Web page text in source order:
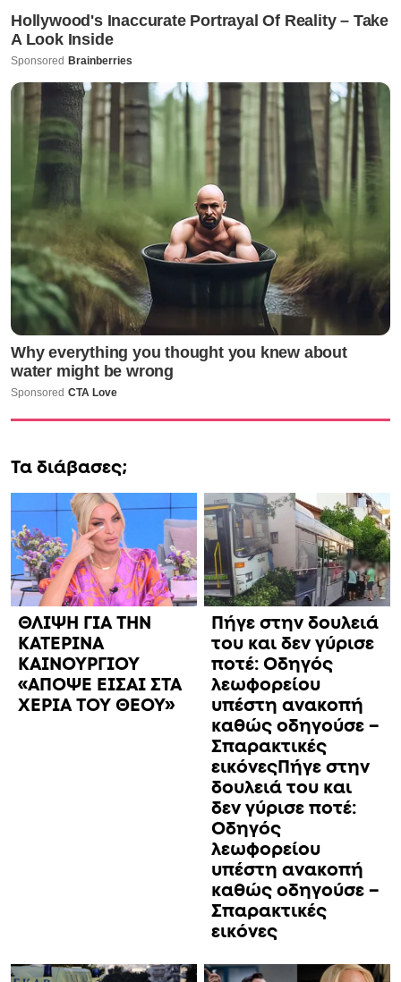
Τα διάβασες;
ΘΛΙΨΗ ΓΙΑ ΤΗΝ
ΚΑΤΕΡΙΝΑ
ΚΑΙΝΟΥΡΓΙΟΥ
«ΑΠΟΨΕ ΕΙΣΑΙ ΣΤΑ
ΧΕΡΙΑ ΤΟΥ ΘΕΟΥ»
Πήγε στην δουλειά
του και δεν γύρισε
ποτέ: Οδηγός
λεωφορείου
υπέστη ανακοπή
καθώς οδηγούσε –
Σπαρακτικές
εικόνεςΠήγε στην
δουλειά του και
δεν γύρισε ποτέ:
Οδηγός
λεωφορείου
υπέστη ανακοπή
καθώς οδηγούσε –
Σπαρακτικές
εικόνες